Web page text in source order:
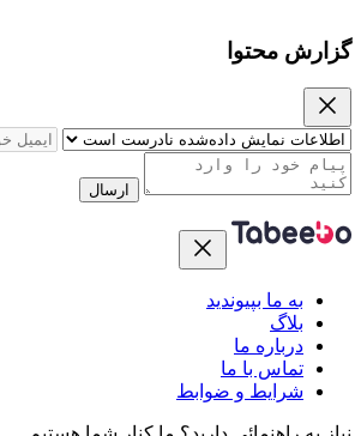
گزارش محتوا
ارسال
به ما بپیوندید
بلاگ
درباره ما
تماس با ما
شرایط و ضوابط